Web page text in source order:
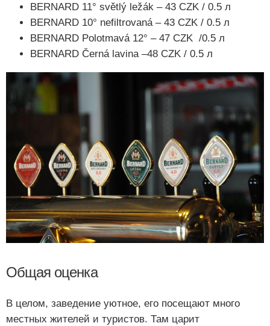
BERNARD 11° světlý ležák – 43 CZK / 0.5 л
BERNARD 10° nefiltrovaná – 43 CZK / 0.5 л
BERNARD Polotmavá 12° – 47 CZK /0.5 л
BERNARD Černá lavina –48 CZK / 0.5 л
Общая оценка
В целом, заведение уютное, его посещают много
местных жителей и туристов. Там царит